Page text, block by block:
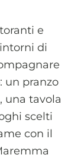
e
di
un pranzo
una tavola
scelti
con il